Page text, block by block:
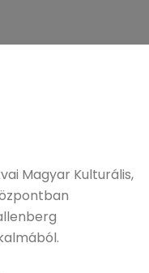
Magyar Kulturális,